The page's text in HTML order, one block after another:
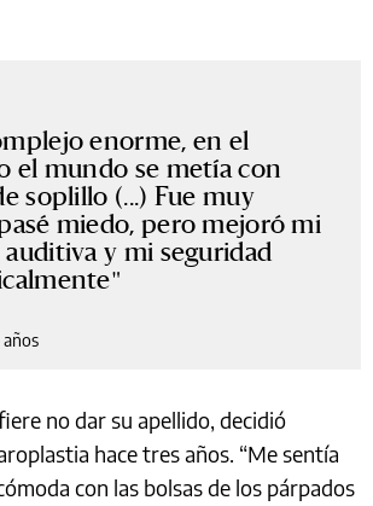
enorme, en el
el mundo se metía con
soplillo (...) Fue muy
miedo, pero mejoró mi
y mi seguridad
no dar su apellido, decidió
hace tres años. “Me sentía
con las bolsas de los párpados